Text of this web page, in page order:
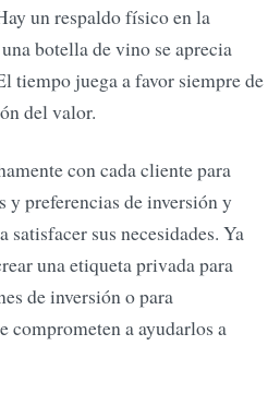
un respaldo físico en la
botella de vino se aprecia
tiempo juega a favor siempre de
del valor.
con cada cliente para
y preferencias de inversión y
satisfacer sus necesidades. Ya
una etiqueta privada para
de inversión o para
comprometen a ayudarlos a